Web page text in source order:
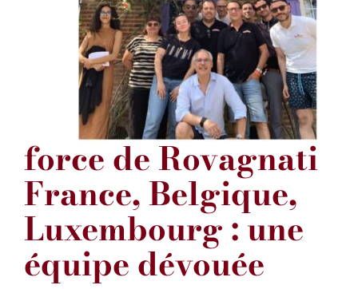
force de Rovagnati
France, Belgique,
Luxembourg : une
équipe dévouée